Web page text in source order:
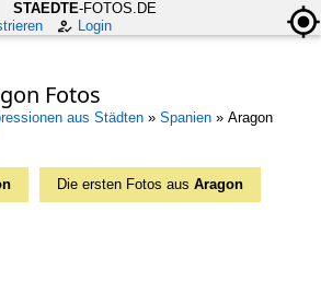
STAEDTE-FOTOS.DE
Login
Fotos
aus Städten » Spanien » Aragon
Die ersten Fotos aus Aragon